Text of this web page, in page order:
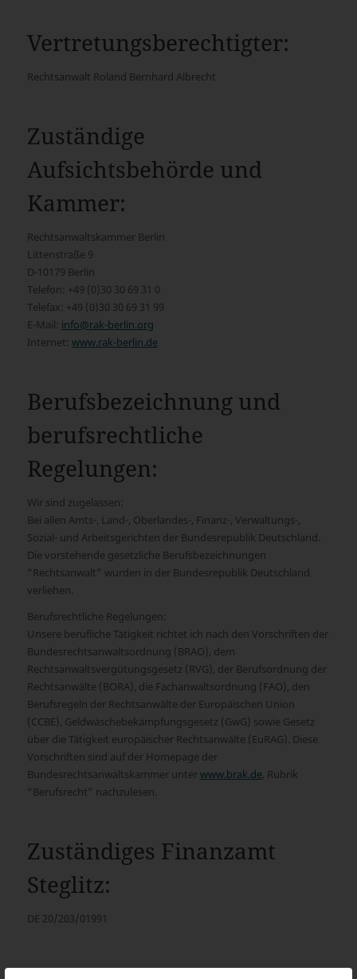
Vertretungsberechtigter:
Rechtsanwalt Roland Bernhard Albrecht
Zuständige
Aufsichtsbehörde und
Kammer:
Rechtsanwaltskammer Berlin
Littenstraße 9
D-10179 Berlin
Telefon: +49 (0)30 30 69 31 0
Telefax: +49 (0)30 30 69 31 99
E-Mail: info@rak-berlin.org
Internet: www.rak-berlin.de
Berufsbezeichnung und
berufsrechtliche
Regelungen:
Wir sind zugelassen:
Bei allen Amts-, Land-, Oberlandes-, Finanz-, Verwaltungs-,
Sozial- und Arbeitsgerichten der Bundesrepublik Deutschland.
Die vorstehende gesetzliche Berufsbezeichnungen
“Rechtsanwalt” wurden in der Bundesrepublik Deutschland
verliehen.
Berufsrechtliche Regelungen:
Unsere berufliche Tätigkeit richtet ich nach den Vorschriften der
Bundesrechtsanwaltsordnung (BRAO), dem
Rechtsanwaltsvergütungsgesetz (RVG), der Berufsordnung der
Rechtsanwälte (BORA), die Fachanwaltsordnung (FAO), den
Berufsregeln der Rechtsanwälte der Europäischen Union
(CCBE), Geldwäschebekämpfungsgesetz (GwG) sowie Gesetz
über die Tätigkeit europäischer Rechtsanwälte (EuRAG). Diese
Vorschriften sind auf der Homepage der
Bundesrechtsanwaltskammer unterwww.brak.de, Rubrik
“Berufsrecht” nachzulesen.
Zuständiges Finanzamt
Steglitz:
DE 20/203/01991